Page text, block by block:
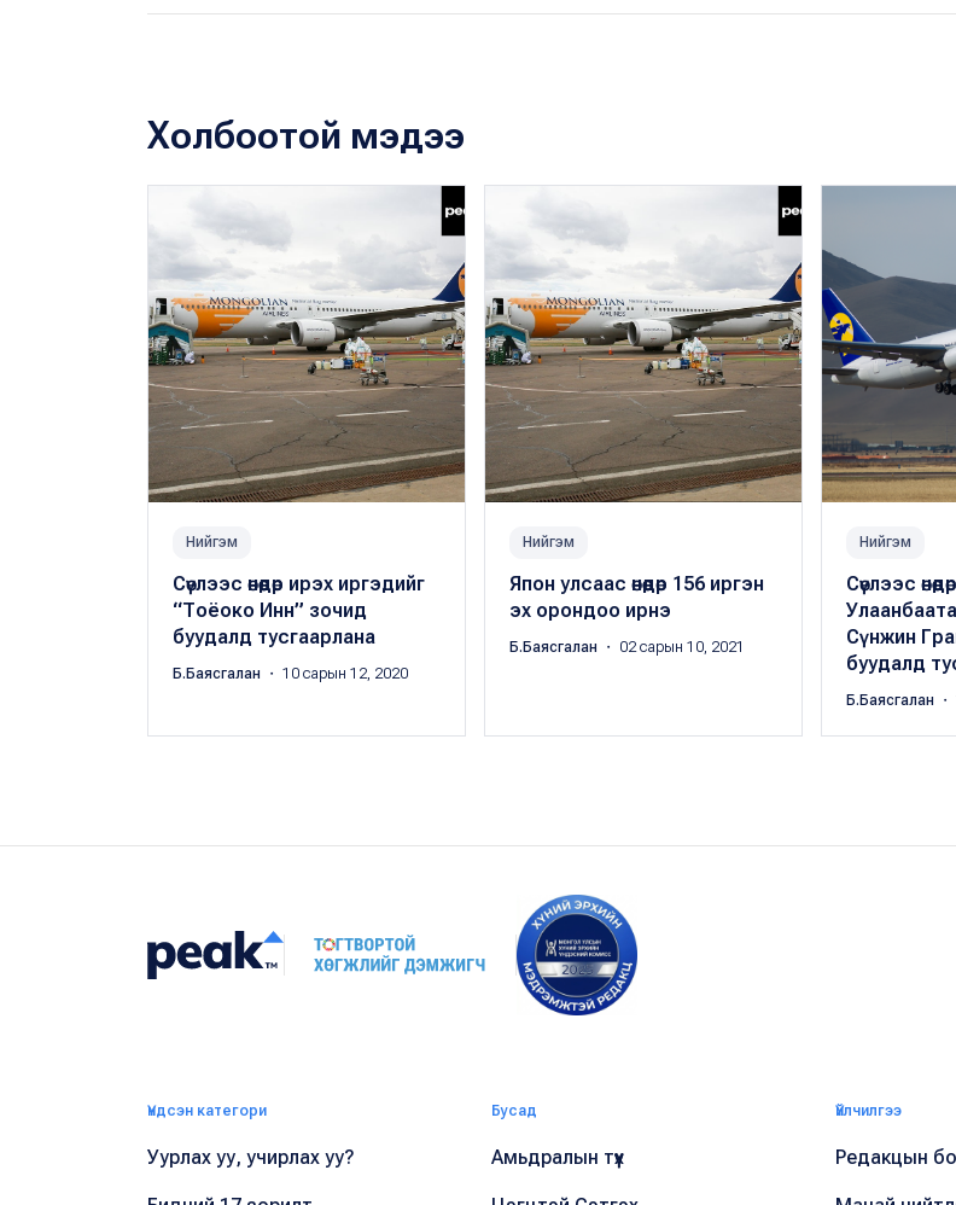
Холбоотой мэдээ
Нийгэм
Сөүлээс өнөөдөр ирэх иргэдийг
“Тоёоко Инн” зочид
буудалд тусгаарлана
Б.Баясгалан ・ 10 сарын 12, 2020
Нийгэм
Япон улсаас өнөөдөр 156 иргэн
эх орондоо ирнэ
Б.Баясгалан ・ 02 сарын 10, 2021
Нийгэм
Сөүлээс
Сүнжин
буудалд
Б.Баясгалан
Үндсэн категори
Уурлах уу, учирлах уу?
Бусад
Амьдралын түүх
Үйлчилгээ
Редакцын